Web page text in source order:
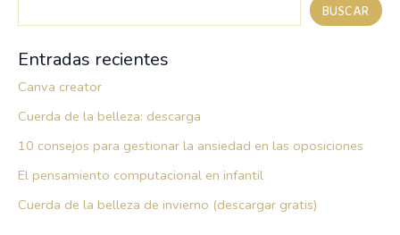
BUSCAR
Entradas recientes
Canva creator
Cuerda de la belleza: descarga
10 consejos para gestionar la ansiedad en las oposiciones
El pensamiento computacional en infantil
Cuerda de la belleza de invierno (descargar gratis)